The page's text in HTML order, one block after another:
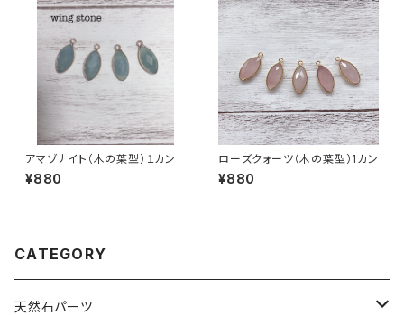
アマゾナイト（木の葉型）１カン
¥880
ローズクォーツ（木の葉型）1カン
¥880
CATEGORY
天然石パーツ